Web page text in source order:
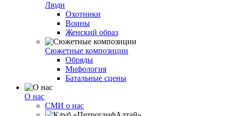
Люди
Охотники
Воины
Женский образ
Сюжетные композиции
Обряды
Мифология
Батальные сцены
О нас
СМИ о нас